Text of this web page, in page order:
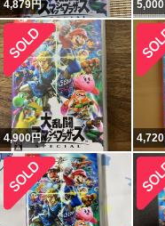
4,879円 5,000
4,900円 4,720